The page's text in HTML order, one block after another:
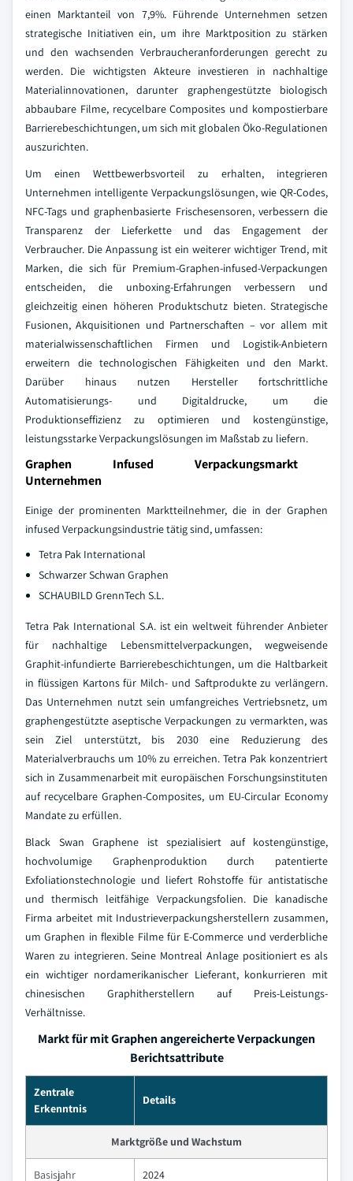
einen Marktanteil von 7,9%. Führende Unternehmen setzen
strategische Initiativen ein, um ihre Marktposition zu stärken
und den wachsenden Verbraucheranforderungen gerecht zu
werden. Die wichtigsten Akteure investieren in nachhaltige
Materialinnovationen, darunter graphengestützte biologisch
abbaubare Filme, recycelbare Composites und kompostierbare
Barrierebeschichtungen, um sich mit globalen Öko-Regulationen
auszurichten.
Um einen Wettbewerbsvorteil zu erhalten, integrieren
Unternehmen intelligente Verpackungslösungen, wie QR-Codes,
NFC-Tags und graphenbasierte Frischesensoren, verbessern die
Transparenz der Lieferkette und das Engagement der
Verbraucher. Die Anpassung ist ein weiterer wichtiger Trend, mit
Marken, die sich für Premium-Graphen-infused-Verpackungen
entscheiden, die unboxing-Erfahrungen verbessern und
gleichzeitig einen höheren Produktschutz bieten. Strategische
Fusionen, Akquisitionen und Partnerschaften – vor allem mit
materialwissenschaftlichen Firmen und Logistik-Anbietern
erweitern die technologischen Fähigkeiten und den Markt.
Darüber hinaus nutzen Hersteller fortschrittliche
Automatisierungs- und Digitaldrucke, um die
Produktionseffizienz zu optimieren und kostengünstige,
leistungsstarke Verpackungslösungen im Maßstab zu liefern.
Graphen Infused Verpackungsmarkt
Unternehmen
Einige der prominenten Marktteilnehmer, die in der Graphen
infused Verpackungsindustrie tätig sind, umfassen:
Tetra Pak International
Schwarzer Schwan Graphen
SCHAUBILD GrennTech S.L.
Tetra Pak International S.A. ist ein weltweit führender Anbieter
für nachhaltige Lebensmittelverpackungen, wegweisende
Graphit-infundierte Barrierebeschichtungen, um die Haltbarkeit
in flüssigen Kartons für Milch- und Saftprodukte zu verlängern.
Das Unternehmen nutzt sein umfangreiches Vertriebsnetz, um
graphengestützte aseptische Verpackungen zu vermarkten, was
sein Ziel unterstützt, bis 2030 eine Reduzierung des
Materialverbrauchs um 10% zu erreichen. Tetra Pak konzentriert
sich in Zusammenarbeit mit europäischen Forschungsinstituten
auf recycelbare Graphen-Composites, um EU-Circular Economy
Mandate zu erfüllen.
Black Swan Graphene ist spezialisiert auf kostengünstige,
hochvolumige Graphenproduktion durch patentierte
Exfoliationstechnologie und liefert Rohstoffe für antistatische
und thermisch leitfähige Verpackungsfolien. Die kanadische
Firma arbeitet mit Industrieverpackungsherstellern zusammen,
um Graphen in flexible Filme für E-Commerce und verderbliche
Waren zu integrieren. Seine Montreal Anlage positioniert es als
ein wichtiger nordamerikanischer Lieferant, konkurrieren mit
chinesischen Graphitherstellern auf Preis-Leistungs-
Verhältnisse.
Markt für mit Graphen angereicherte Verpackungen
Berichtsattribute
Zentrale
Erkenntnis
Details
Marktgröße und Wachstum
Basisjahr 2024